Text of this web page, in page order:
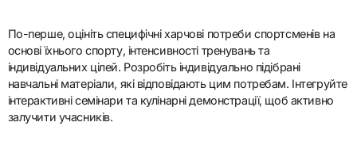
По-перше, оцініть специфічні харчові потреби спортсменів на
основі їхнього спорту, інтенсивності тренувань та
індивідуальних цілей. Розробіть індивідуально підібрані
навчальні матеріали, які відповідають цим потребам. Інтегруйте
інтерактивні семінари та кулінарні демонстрації, щоб активно
залучити учасників.